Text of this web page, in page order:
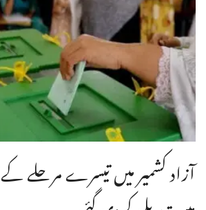
آزاد کشمیر میں تیسرے مرحلے